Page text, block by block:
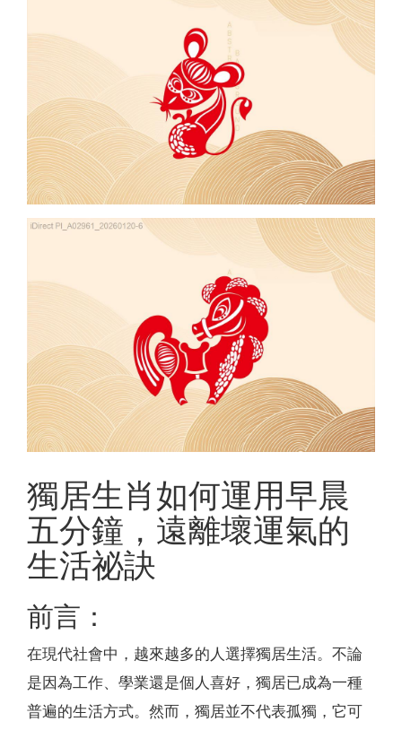
獨居生肖如何運用早晨
五分鐘，遠離壞運氣的
生活祕訣
前言：
在現代社會中，越來越多的人選擇獨居生活。不論
是因為工作、學業還是個人喜好，獨居已成為一種
普遍的生活方式。然而，獨居並不代表孤獨，它可